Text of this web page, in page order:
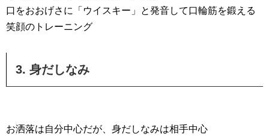
口をおおげさに「ウイスキー」と発音して口輪筋を鍛える
笑顔のトレーニング
3. 身だしなみ
お洒落は自分中心だが、身だしなみは相手中心